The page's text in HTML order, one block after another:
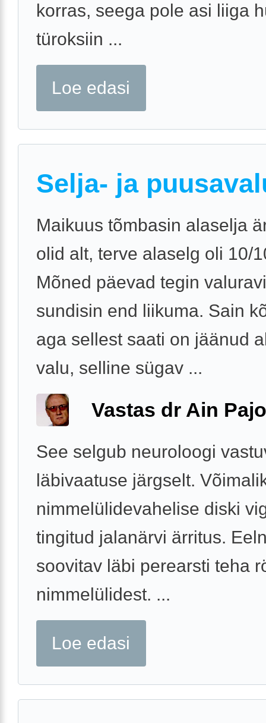
korras, seega pole asi liiga
türoksiin ...
Loe edasi
Selja- ja
Maikuus tõmbasin alaselja
olid alt, terve alaselg oli 10/
Mõned päevad tegin
sundisin end liikuma. Sain
aga sellest saati on jäänud
valu, selline sügav ...
Vastas dr Ain
See selgub neuroloogi
läbivaatuse järgselt.
nimmelülidevahelise diski
tingitud jalanärvi ärritus.
soovitav läbi perearsti teha
nimmelülidest. ...
Loe edasi